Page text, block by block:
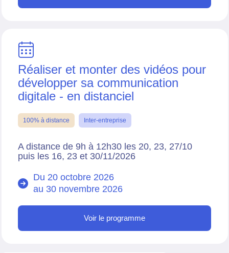
Réaliser et monter des vidéos pour
développer sa communication
digitale - en distanciel
100% à distance Inter-entreprise
A distance de 9h à 12h30 les 20, 23, 27/10
puis les 16, 23 et 30/11/2026
Du 20 octobre 2026
au 30 novembre 2026
Voir le programme